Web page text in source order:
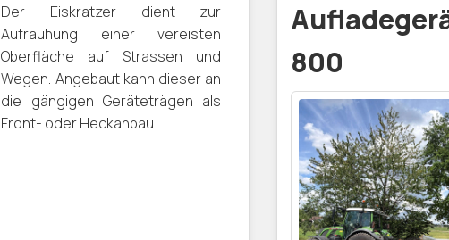
Der Eiskratzer dient zur
Aufrauhung einer vereisten
Oberfläche auf Strassen und
Wegen. Angebaut kann dieser an
die gängigen Geräteträgen als
Front- oder Heckanbau.
800